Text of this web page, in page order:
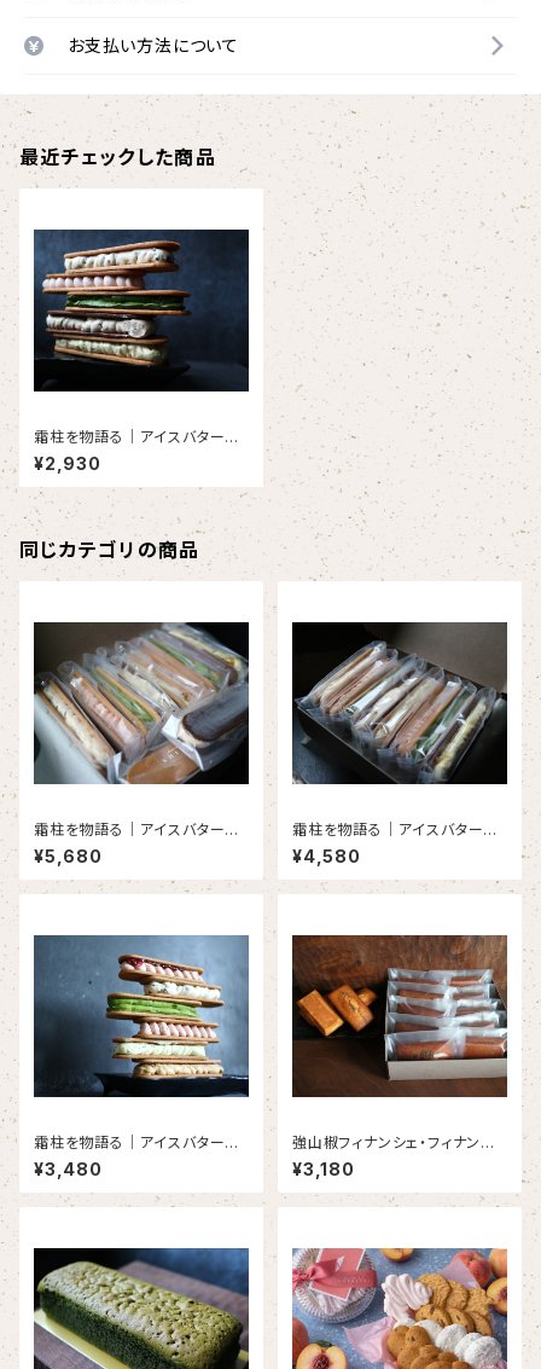
お支払い方法について
最近チェックした商品
霜柱を物語る｜アイスバターサ
ンドクッキー（5本入り）
¥2,930
同じカテゴリの商品
霜柱を物語る｜アイスバターサ
ンドクッキー （10本入り）
¥5,680
霜柱を物語る｜アイスバターサ
ンドクッキー （8本入り）
¥4,580
霜柱を物語る｜アイスバターサ
ンドクッキー （6本入り）
¥3,480
強山椒フィナンシェ・フィナンシ
ェ 10個入り
¥3,180